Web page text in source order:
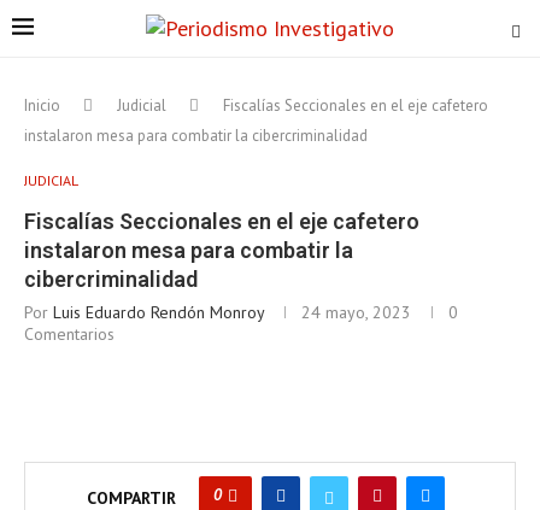
Inicio Judicial
Fiscalías Seccionales en el eje cafetero
instalaron mesa para combatir la cibercriminalidad
JUDICIAL
Fiscalías Seccionales en el eje cafetero
instalaron mesa para combatir la
cibercriminalidad
Por Luis Eduardo Rendón Monroy 24 mayo, 2023
0
Comentarios
COMPARTIR 0